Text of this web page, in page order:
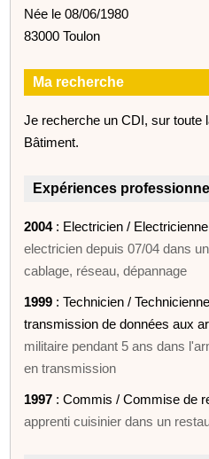
Née le 08/06/1980
83000 Toulon
Ma recherche
Je recherche un CDI, sur toute
Bâtiment.
Expériences
2004: Electricien /
electricien depuis 07/04 dans
cablage, réseau, dépannage
1999 : Technicien /
transmission de données aux
militaire pendant 5 ans dans
en transmission
1997 : Commis / Commise de
apprenti cuisinier dans un